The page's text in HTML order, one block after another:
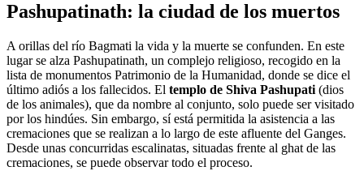
Pashupatinath: la ciudad de los muertos
A orillas del río Bagmati la vida y la muerte se confunden. En este
lugar se alza Pashupatinath, un complejo religioso, recogido en la
lista de monumentos Patrimonio de la Humanidad, donde se dice el
último adiós a los fallecidos. El templo de Shiva Pashupati (dios
de los animales), que da nombre al conjunto, solo puede ser visitado
por los hindúes. Sin embargo, sí está permitida la asistencia a las
cremaciones que se realizan a lo largo de este afluente del Ganges.
Desde unas concurridas escalinatas, situadas frente al ghat de las
cremaciones, se puede observar todo el proceso.